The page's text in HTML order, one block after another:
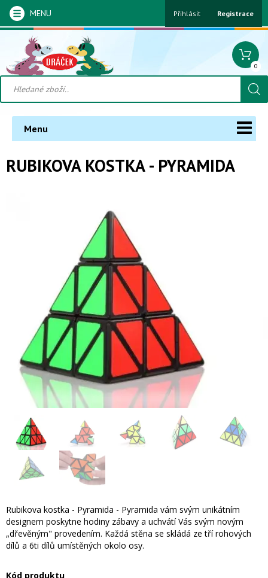
MENU Přihlásit Registrace
0
Menu
RUBIKOVA KOSTKA - PYRAMIDA
Rubikova kostka - Pyramida - Pyramida vám svým unikátním
designem poskytne hodiny zábavy a uchvátí Vás svým novým
„dřevěným" provedením. Každá stěna se skládá ze tří rohových
dílů a 6ti dílů umístěných okolo osy.
Kód produktu